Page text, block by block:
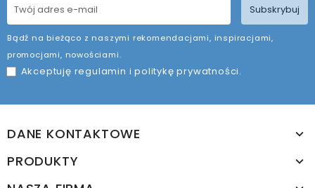
Subskrybuj
Bądź na bieżąco z naszymi rekomendacjami, inspiracjami,
promocjami, nowościami.
Akceptuję regulamin ipolitykę prywatności.
DANE KONTAKTOWE
PRODUKTY